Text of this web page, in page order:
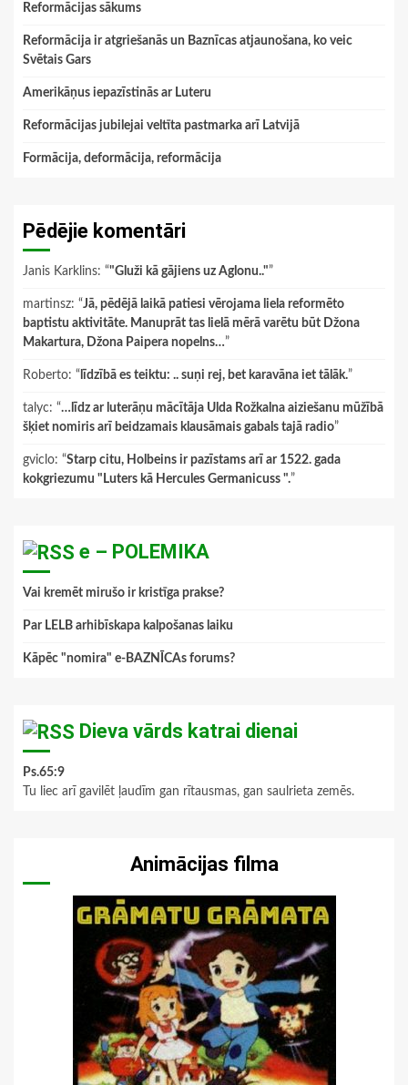
Reformācijas sākums
Reformācija ir atgriešanās un Baznīcas atjaunošana, ko veic
Svētais Gars
Amerikāņus iepazīstinās ar Luteru
Reformācijas jubilejai veltīta pastmarka arī Latvijā
Formācija, deformācija, reformācija
Pēdējie komentāri
Janis Karklins: “"Gluži kā gājiens uz Aglonu.."”
martinsz: “Jā, pēdējā laikā patiesi vērojama liela reformēto
baptistu aktivitāte. Manuprāt tas lielā mērā varētu būt Džona
Makartura, Džona Paipera nopelns…”
Roberto: “ līdzībā es teiktu: .. suņi rej, bet karavāna iet tālāk.”
talyc: “…līdz ar luterāņu mācītāja Ulda Rožkalna aiziešanu mūžībā
šķiet nomiris arī beidzamais klausāmais gabals tajā radio”
gviclo: “Starp citu, Holbeins ir pazīstams arī ar 1522. gada
kokgriezumu "Luters kā Hercules Germanicuss ".”
e – POLEMIKA
Vai kremēt mirušo ir kristīga prakse?
Par LELB arhibīskapa kalpošanas laiku
Kāpēc "nomira" e-BAZNĪCAs forums?
Dieva vārds katrai dienai
Ps.65:9
Tu liec arī gavilēt ļaudīm gan rītausmas, gan saulrieta zemēs.
Animācijas filma